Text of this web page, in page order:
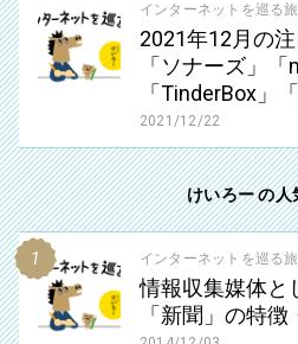
インターネットを巡る旅
2021年12月の
「ソナーズ」「
「TinderBox」
2021/12/22
けいろー の人
インターネットを巡る旅
情報収集媒体と
「新聞」の特徴